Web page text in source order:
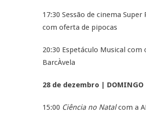
17:30 Sessão de cinema Super
com oferta de pipocas
20:30 Espetáculo Musical com
BarcÀvela
28 de dezembro | DOMINGO
15:00 Ciência no Natalcom a